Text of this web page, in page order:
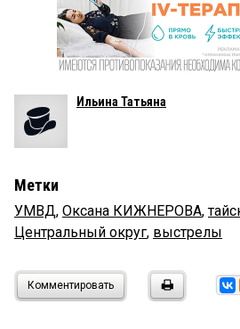
Ильина Татьяна
Метки
УМВД, Оксана КИЖНЕРОВА,
Центральный округ, выстрелы
Комментировать